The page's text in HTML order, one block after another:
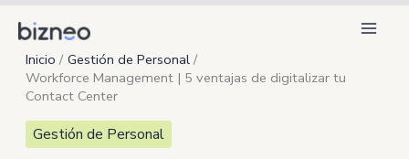
contenido
Inicio
Gestión de Personal
Workforce Management | 5 ventajas de digitalizar tu
Contact Center
Gestión de Personal